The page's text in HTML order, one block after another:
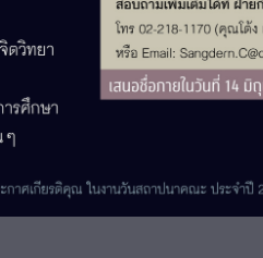
SSBW Activities
Grants and Awards
Life Di
CU Radio